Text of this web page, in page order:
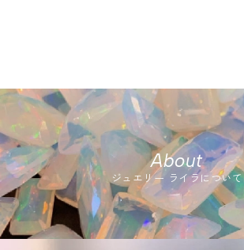
About
ジュエリー ライラについて